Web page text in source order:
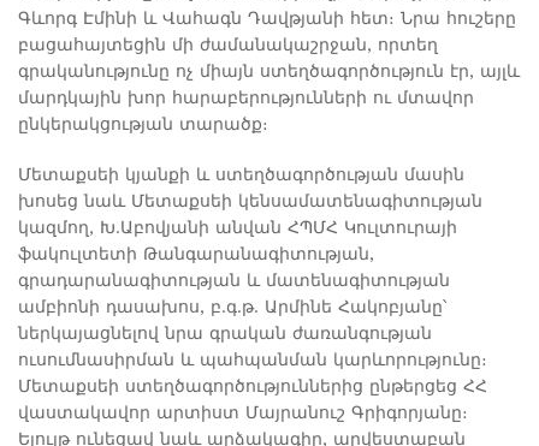
Գևորգ Էմինի և Վահագն Դավթյանի հետ։ Նրա հուշերը
բացահայտեցին մի ժամանակաշրջան, որտեղ
գրականությունը ոչ միայն ստեղծագործություն էր, այլև
մարդկային խոր հարաբերությունների ու մտավոր
ընկերակցության տարածք։
Մետաքսեի կյանքի և ստեղծագործության մասին
խոսեց նաև Մետաքսեի կենսամատենագիտության
կազմող, Խ.Աբովյանի անվան ՀՊՄՀ Կուլտուրայի
ֆակուլտետի Թանգարանագիտության,
գրադարանագիտության և մատենագիտության
ամբիոնի դասախոս, բ.գ.թ. Արմինե Հակոբյանը՝
ներկայացնելով նրա գրական ժառանգության
ուսումնասիրման և պահպանման կարևորությունը։
Մետաքսեի ստեղծագործություններից ընթերցեց ՀՀ
վաստակավոր արտիստ Մայրանուշ Գրիգորյանը։
Ելույթ ունեցավ նաև արձակագիր, արվեստաբան